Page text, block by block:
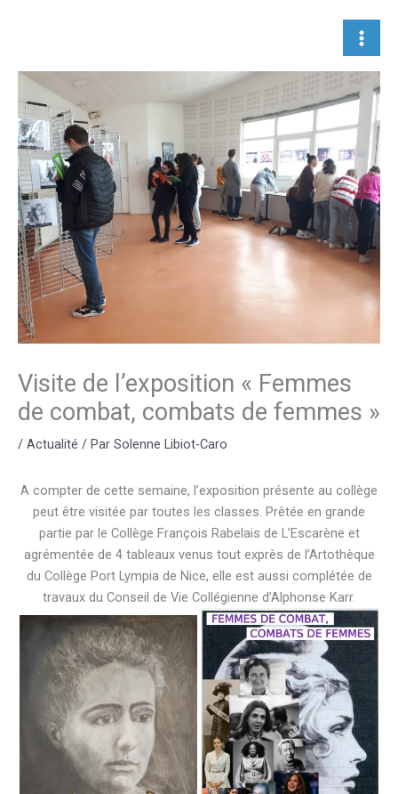
Visite de l’exposition « Femmes
de combat, combats de femmes »
/ Actualité / Par Solenne Libiot-Caro
A compter de cette semaine, l’exposition présente au collège
peut être visitée par toutes les classes. Prêtée en grande
partie par le Collège François Rabelais de L’Escarène et
agrémentée de 4 tableaux venus tout exprès de l’Artothèque
du Collège Port Lympia de Nice, elle est aussi complétée de
travaux du Conseil de Vie Collégienne d’Alphonse Karr.